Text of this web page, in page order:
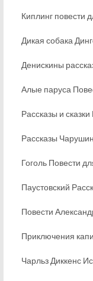
Киплинг повести
Дикая собака
Денискины
Алые паруса
Рассказы и
Рассказы
Гоголь Повести
Паустовский
Повести
Приключения
Чарльз Диккенс